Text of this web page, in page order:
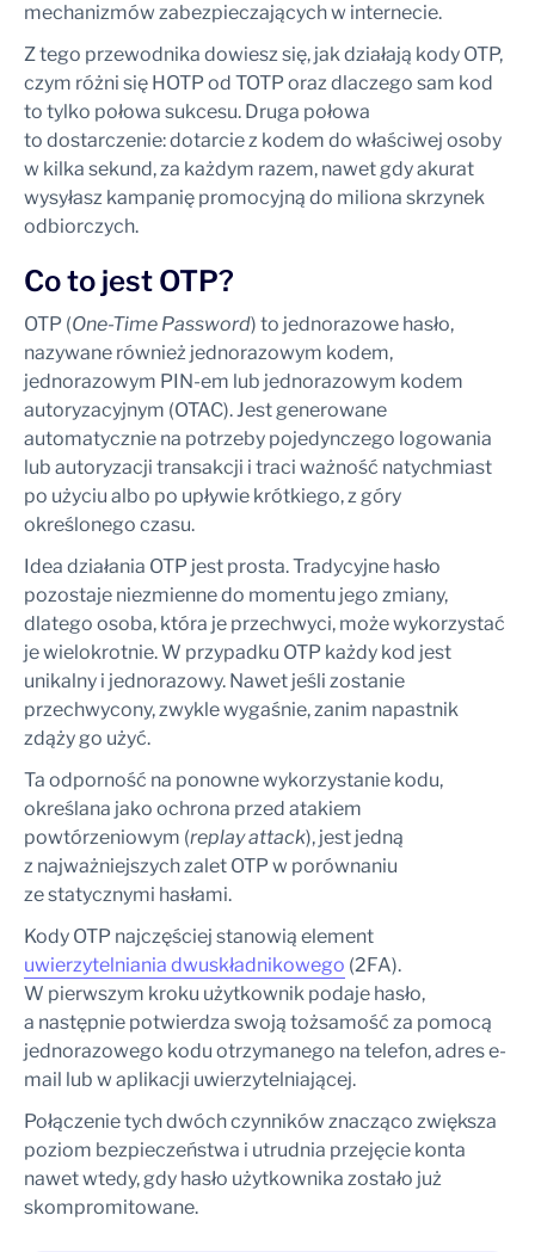
mechanizmów zabezpieczających w internecie.
Z tego przewodnika dowiesz się, jak działają kody OTP,
czym różni się HOTP od TOTP oraz dlaczego sam kod
to tylko połowa sukcesu. Druga połowa
to dostarczenie: dotarcie z kodem do właściwej osoby
w kilka sekund, za każdym razem, nawet gdy akurat
wysyłasz kampanię promocyjną do miliona skrzynek
odbiorczych.
Co to jest OTP?
OTP (One-Time Password) to jednorazowe hasło,
nazywane również jednorazowym kodem,
jednorazowym PIN-em lub jednorazowym kodem
autoryzacyjnym (OTAC). Jest generowane
automatycznie na potrzeby pojedynczego logowania
lub autoryzacji transakcji i traci ważność natychmiast
po użyciu albo po upływie krótkiego, z góry
określonego czasu.
Idea działania OTP jest prosta. Tradycyjne hasło
pozostaje niezmienne do momentu jego zmiany,
dlatego osoba, która je przechwyci, może wykorzystać
je wielokrotnie. W przypadku OTP każdy kod jest
unikalny i jednorazowy. Nawet jeśli zostanie
przechwycony, zwykle wygaśnie, zanim napastnik
zdąży go użyć.
Ta odporność na ponowne wykorzystanie kodu,
określana jako ochrona przed atakiem
powtórzeniowym (replay attack), jest jedną
z najważniejszych zalet OTP w porównaniu
ze statycznymi hasłami.
Kody OTP najczęściej stanowią element
uwierzytelniania dwuskładnikowego (2FA).
W pierwszym kroku użytkownik podaje hasło,
a następnie potwierdza swoją tożsamość za pomocą
jednorazowego kodu otrzymanego na telefon, adres e-
mail lub w aplikacji uwierzytelniającej.
Połączenie tych dwóch czynników znacząco zwiększa
poziom bezpieczeństwa i utrudnia przejęcie konta
nawet wtedy, gdy hasło użytkownika zostało już
skompromitowane.